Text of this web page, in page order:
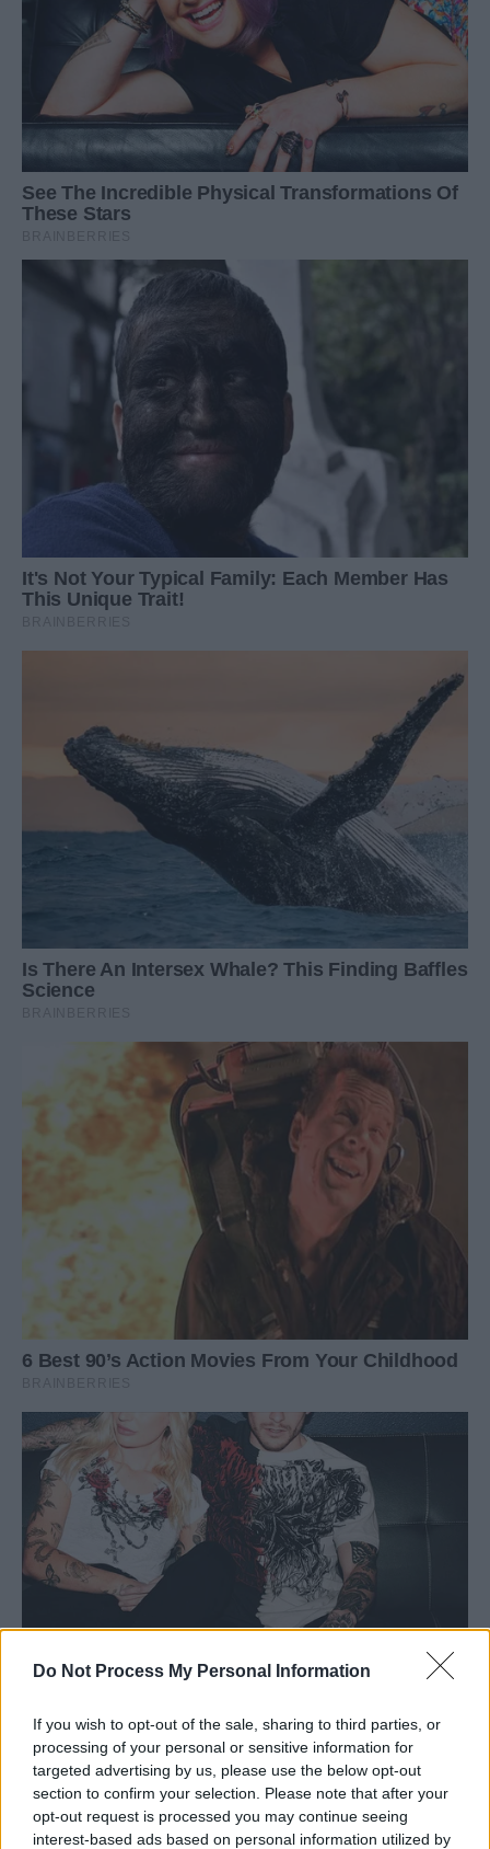
Do Not Process My Personal Information
If you wish to opt-out of the sale, sharing to third parties, or
processing of your personal or sensitive information for
targeted advertising by us, please use the below opt-out
section to confirm your selection. Please note that after your
opt-out request is processed you may continue seeing
interest-based ads based on personal information utilized by